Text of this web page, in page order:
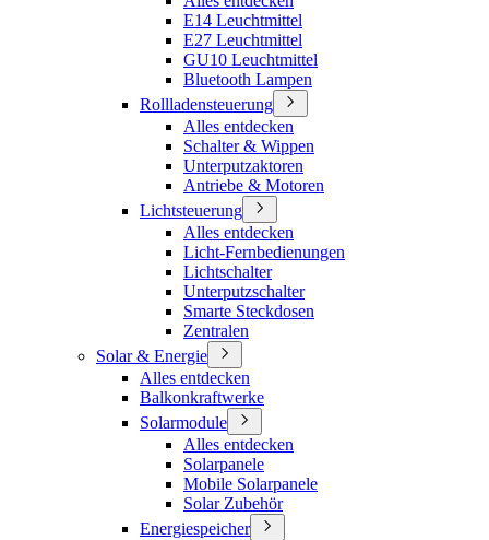
E14 Leuchtmittel
E27 Leuchtmittel
GU10 Leuchtmittel
Bluetooth Lampen
Rollladensteuerung
Alles entdecken
Schalter & Wippen
Unterputzaktoren
Antriebe & Motoren
Lichtsteuerung
Alles entdecken
Licht-Fernbedienungen
Lichtschalter
Unterputzschalter
Smarte Steckdosen
Zentralen
Solar & Energie
Alles entdecken
Balkonkraftwerke
Solarmodule
Alles entdecken
Solarpanele
Mobile Solarpanele
Solar Zubehör
Energiespeicher